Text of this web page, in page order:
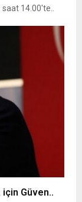
14.00'te..
Güven..